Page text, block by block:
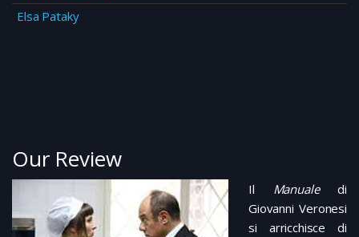
Elsa Pataky
Our Review
Il Manualedi
Giovanni Veronesi
si arricchisce di